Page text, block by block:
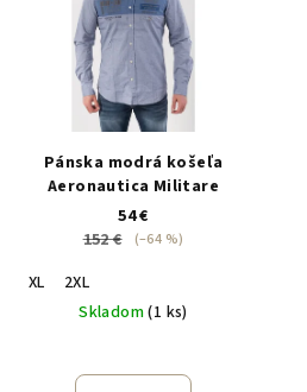
Pánska modrá košeľa
Aeronautica Militare
54 €
152 €
(–64 %)
XL
2XL
Skladom(1 ks)